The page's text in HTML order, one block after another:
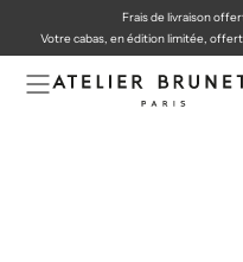
AU
CONTENU
Frais de livraison
Votre cabas, en édition limitée,